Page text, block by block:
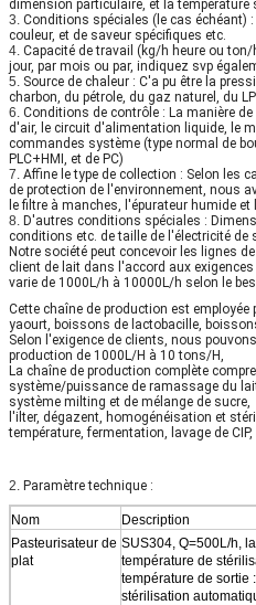
dimension particulaire, et la température
3. Conditions spéciales (le cas échéant)
couleur, et de saveur spécifiques etc.
4. Capacité de travail (kg/h heure ou
jour, par mois ou par, indiquez svp
5. Source de chaleur : C'a pu être la
charbon, du pétrole, du gaz naturel, du
6. Conditions de contrôle : La manière
d'air, le circuit d'alimentation liquide, le
commandes système (type normal de
PLC+HMI, et de PC)
7. Affine le type de collection : Selon les
de protection de l'environnement, nous
le filtre à manches, l'épurateur humide
8. D'autres conditions spéciales :
conditions etc. de taille de l'électricité de
Notre société peut concevoir les lignes
client de lait dans l'accord aux
varie de 1000L/h à 10000L/h selon le
Cette chaîne de production est
yaourt, boissons de lactobacille,
Selon l'exigence de clients, nous
production de 1000L/H à 10 tons/H,
La chaîne de production complète
système/puissance de ramassage du
système milting et de mélange de sucre,
l'ilter, dégazent, homogénéisation et
température, fermentation, lavage de
2. Paramètre technique :
Nom
Description
Pasteurisateur de
plat
SUS304, Q=500L/h,
température de
température de sortie
stérilisation